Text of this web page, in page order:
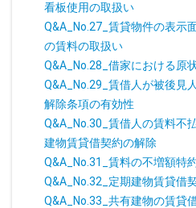
看板使用の取扱い
Q&A_No.27_賃貸物件の表示
の賃料の取扱い
Q&A_No.28_借家における原
Q&A_No.29_賃借人が被後見
解除条項の有効性
Q&A_No.30_賃借人の賃料不
建物賃貸借契約の解除
Q&A_No.31_賃料の不増額特
Q&A_No.32_定期建物賃貸借
Q&A_No.33_共有建物の賃貸